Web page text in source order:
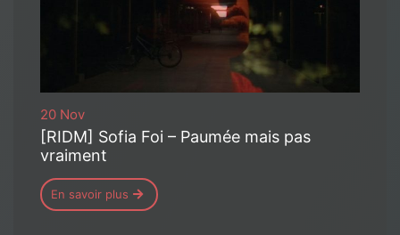
20 Nov
[RIDM] Sofia Foi – Paumée mais pas
vraiment
En savoir plus